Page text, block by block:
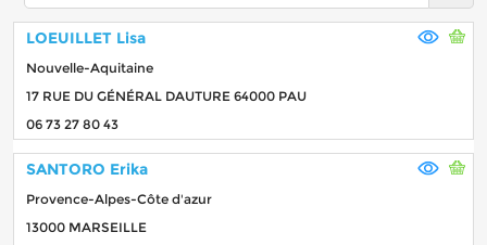
LOEUILLET Lisa
Nouvelle-Aquitaine
17 RUE DU GÉNÉRAL DAUTURE 64000 PAU
06 73 27 80 43
SANTORO Erika
Provence-Alpes-Côte d'azur
13000 MARSEILLE